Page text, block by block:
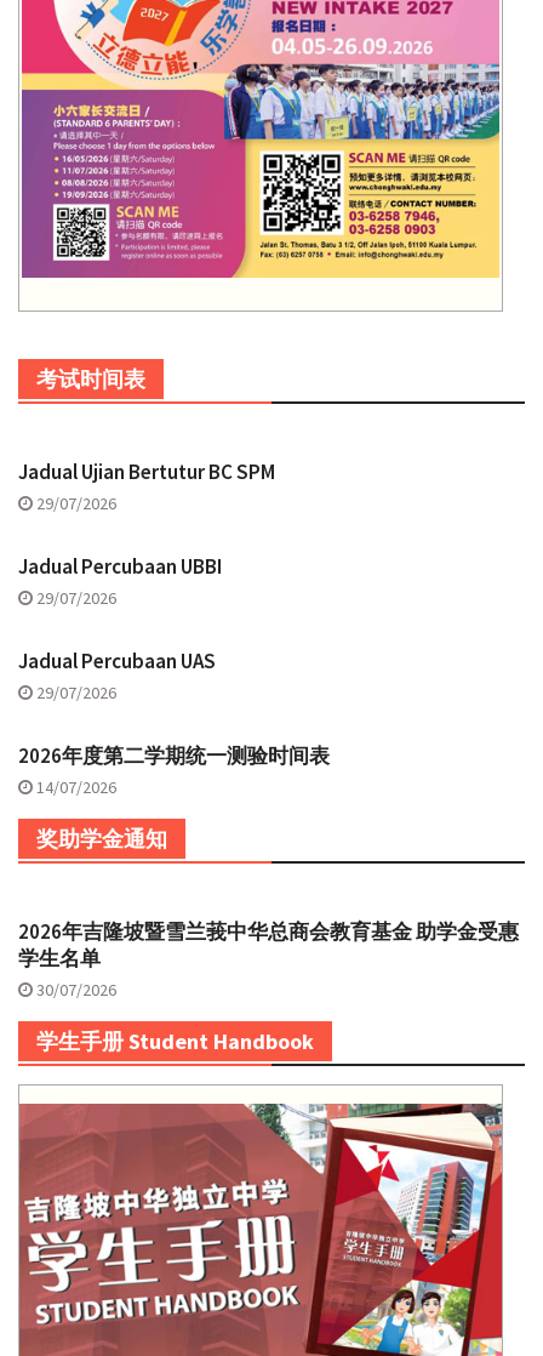
考试时间表
Jadual Ujian Bertutur BC SPM
29/07/2026
Jadual Percubaan UBBI
29/07/2026
Jadual Percubaan UAS
29/07/2026
2026年度第二学期统一测验时间表
14/07/2026
奖助学金通知
2026年吉隆坡暨雪兰莪中华总商会教育基金 助学金受惠
学生名单
30/07/2026
学生手册 Student Handbook